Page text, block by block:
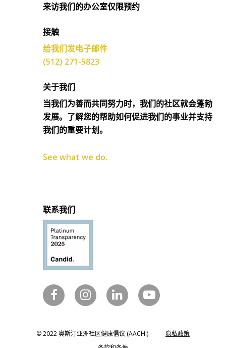
来访我们的办公室仅限预约
接触
给我们发电子邮件
(512) 271-5823
关于我们
当我们为善而共同努力时，我们的社区就会蓬勃
发展。了解您的帮助如何促进我们的事业并支持
我们的重要计划。
See what we do.
联系我们
© 2022 奥斯汀亚洲社区健康倡议 (AACHI)
隐私政策